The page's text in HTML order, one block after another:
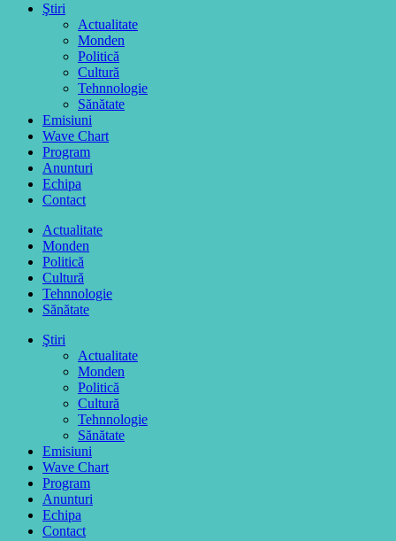
Ştiri
Actualitate
Monden
Politică
Cultură
Tehnnologie
Sănătate
Emisiuni
Wave Chart
Program
Anunturi
Echipa
Contact
Actualitate
Monden
Politică
Cultură
Tehnnologie
Sănătate
Ştiri
Actualitate
Monden
Politică
Cultură
Tehnnologie
Sănătate
Emisiuni
Wave Chart
Program
Anunturi
Echipa
Contact